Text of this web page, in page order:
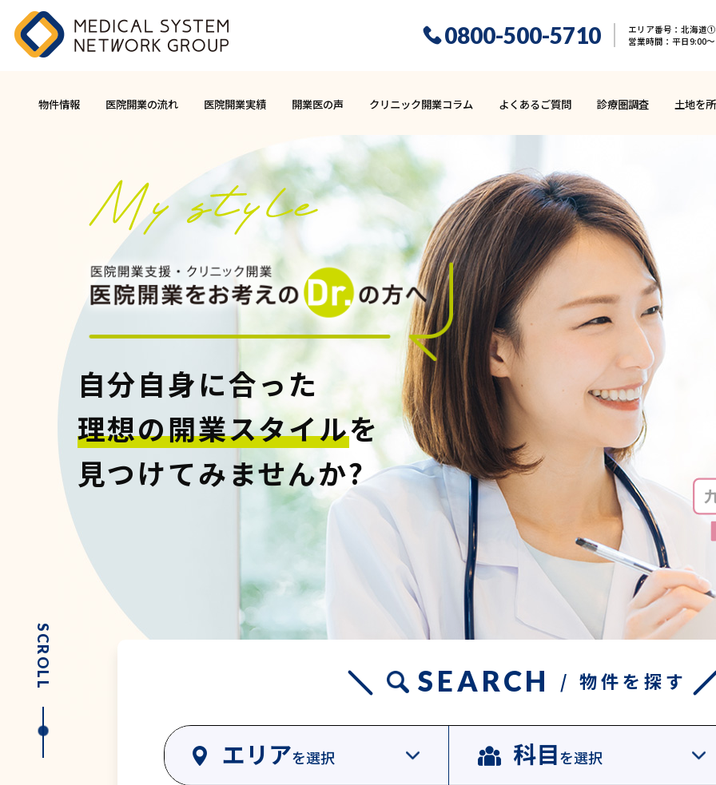
0800-500-5710
エリア番号：北海
営業時間：平日9:00
物件情報 医院開業の流れ 医院開業実績 開業医の声 クリニック開業コラム よくあるご質問 診療圏調査 土地を
自分自身に合った
理想の開業スタイルを
見つけてみませんか?
SCROLL SEARCH / 物件を探す
エリアを選択 科目を選択